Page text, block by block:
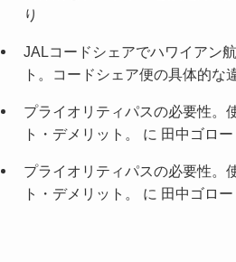
り
JALコードシェアでハワイアン
ト。コードシェア便の具体的な
プライオリティパスの必要性。
ト・デメリット。
に 田中ゴロー
プライオリティパスの必要性。
ト・デメリット。
に 田中ゴロー